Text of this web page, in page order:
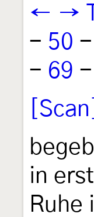
← →
- 50 -
- 69 -
[Scan]
in
Ruhe